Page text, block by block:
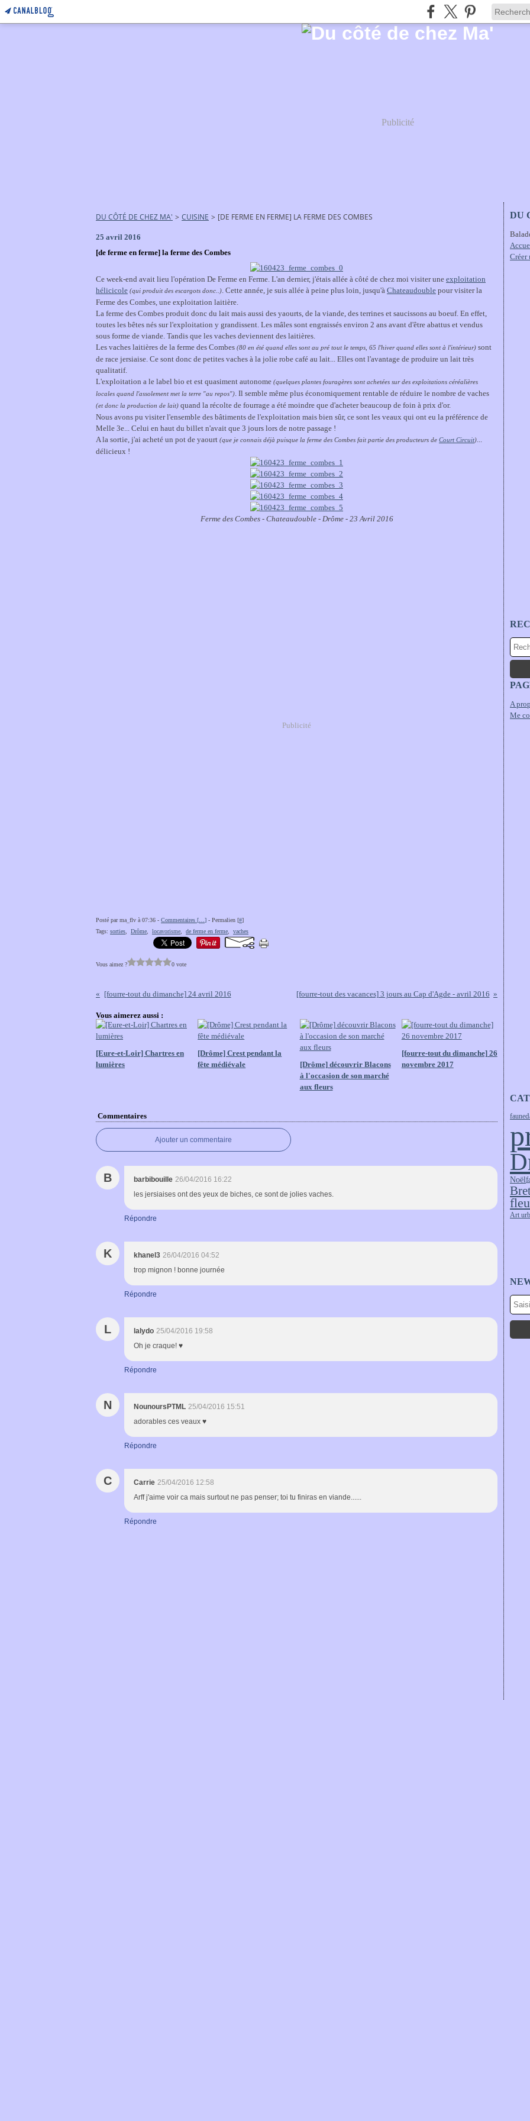
Publicité
DU CÔTÉ DE CHEZ MA' > CUISINE > [DE FERME EN FERME] LA FERME DES COMBES
25 avril 2016
[de ferme en ferme] la ferme des Combes
Ce week-end avait lieu l'opération De Ferme en Ferme. L'an dernier, j'étais allée à côté de chez moi visiter une exploitation
hélicicole (qui produit des escargots donc..). Cette année, je suis allée à peine plus loin, jusqu'à Chateaudouble pour visiter la
Ferme des Combes, une exploitation laitière.
La ferme des Combes produit donc du lait mais aussi des yaourts, de la viande, des terrines et saucissons au boeuf. En effet,
toutes les bêtes nés sur l'exploitation y grandissent. Les mâles sont engraissés environ 2 ans avant d'être abattus et vendus
sous forme de viande. Tandis que les vaches deviennent des laitières.
Les vaches laitières de la ferme des Combes (80 en été quand elles sont au pré tout le temps, 65 l'hiver quand elles sont à l'intérieur) sont
de race jersiaise. Ce sont donc de petites vaches à la jolie robe café au lait... Elles ont l'avantage de produire un lait très
qualitatif.
L'exploitation a le label bio et est quasiment autonome (quelques plantes fouragères sont achetées sur des exploitations céréalières
locales quand l'assolement met la terre "au repos"). Il semble même plus économiquement rentable de réduire le nombre de vaches
(et donc la production de lait) quand la récolte de fourrage a été moindre que d'acheter beaucoup de foin à prix d'or.
Nous avons pu visiter l'ensemble des bâtiments de l'exploitation mais bien sûr, ce sont les veaux qui ont eu la préférence de
Melle 3e... Celui en haut du billet n'avait que 3 jours lors de notre passage !
A la sortie, j'ai acheté un pot de yaourt (que je connais déjà puisque la ferme des Combes fait partie des producteurs de Court Circuit)...
délicieux !
Ferme des Combes - Chateaudouble - Drôme - 23 Avril 2016
Publicité
Posté par ma_flv à 07:36 - Commentaires [ ] - Permalien [#]
Tags: sorties Drôme locavorisme de ferme en ferme vaches
Vous aimez ? 0 vote
[fourre-tout du dimanche] 24 avril 2016 [fourre-tout des vacances] 3 jours au Cap d'Agde - avril 2016
Vous aimerez aussi :
[Eure-et-Loir] Chartres en
lumières
[Drôme] Crest pendant la
fête médiévale
[Drôme] découvrir Blacons
à l'occasion de son marché
aux fleurs
[fourre-tout du dimanche] 26
novembre 2017
Commentaires
Ajouter un commentaire
B barbibouille 26/04/2016 16:22
les jersiaises ont des yeux de biches, ce sont de jolies vaches.
Répondre
K khanel3 26/04/2016 04:52
trop mignon ! bonne journée
Répondre
L lalydo 25/04/2016 19:58
Oh je craque! ♥
Répondre
N NounoursPTML 25/04/2016 15:51
adorables ces veaux ♥
Répondre
C Carrie 25/04/2016 12:58
Arff j'aime voir ca mais surtout ne pas penser; toi tu finiras en viande......
Répondre
DU
Créer
A
Me
faune
Noël
Art